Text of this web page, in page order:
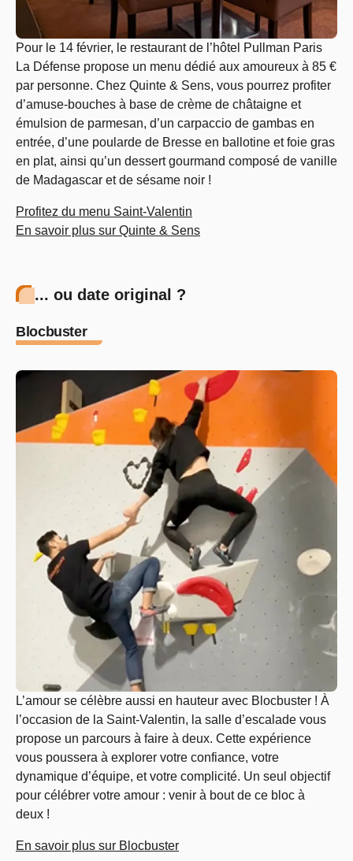
Pour le 14 février, le restaurant de l’hôtel Pullman Paris
La Défense propose un menu dédié aux amoureux à 85 €
par personne. Chez Quinte & Sens, vous pourrez profiter
d’amuse-bouches à base de crème de châtaigne et
émulsion de parmesan, d’un carpaccio de gambas en
entrée, d’une poularde de Bresse en ballotine et foie gras
en plat, ainsi qu’un dessert gourmand composé de vanille
de Madagascar et de sésame noir !
Profitez du menu Saint-Valentin
En savoir plus sur Quinte & Sens
... ou date original ?
Blocbuster
L’amour se célèbre aussi en hauteur avec Blocbuster ! À
l’occasion de la Saint-Valentin, la salle d’escalade vous
propose un parcours à faire à deux. Cette expérience
vous poussera à explorer votre confiance, votre
dynamique d’équipe, et votre complicité. Un seul objectif
pour célébrer votre amour : venir à bout de ce bloc à
deux !
En savoir plus sur Blocbuster